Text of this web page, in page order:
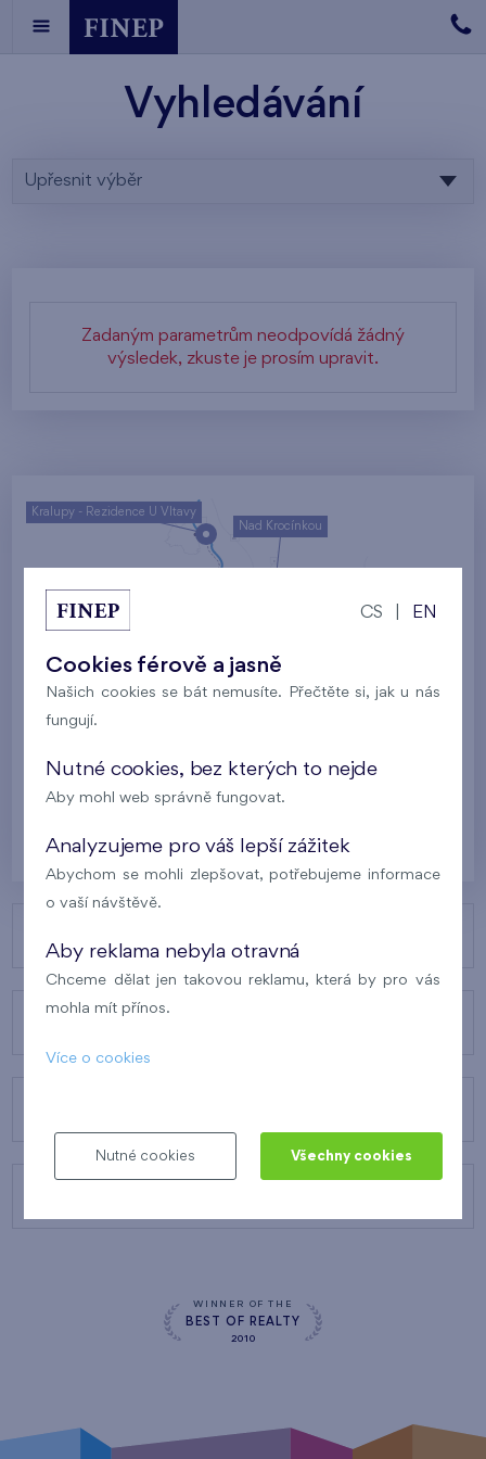
Vyhledávání
Upřesnit výběr
Zadaným parametrům neodpovídá žádný
výsledek, zkuste je prosím upravit.
Nad Krocínkou
Rodinné domy Britská čtvrť
Britská čtvrť
Kralupy - Rezidence U Vltavy
O FINEPU
WINNER OF THE
BEST OF REALTY
2010
CS EN
Cookies férově a jasně
Našich cookies se bát nemusíte. Přečtěte si, jak u nás
fungují.
Nutné cookies, bez kterých to nejde
Aby mohl web správně fungovat.
Analyzujeme pro váš lepší zážitek
Abychom se mohli zlepšovat, potřebujeme informace
o vaší návštěvě.
Aby reklama nebyla otravná
Chceme dělat jen takovou reklamu, která by pro vás
mohla mít přínos.
Více o cookies
Nutné cookies Všechny cookies